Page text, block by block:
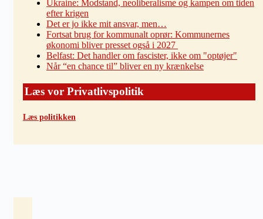
Ukraine: Modstand, neoliberalisme og kampen om tiden
efter krigen
Det er jo ikke mit ansvar, men…
Fortsat brug for kommunalt oprør: Kommunernes
økonomi bliver presset også i 2027
Belfast: Det handler om fascister, ikke om "optøjer"
Når “en chance til” bliver en ny krænkelse
Læs vor Privatlivspolitik
Læs politikken